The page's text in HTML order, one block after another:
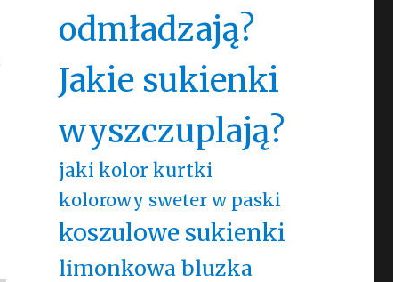
odmładzają?
Jakie sukienki
wyszczuplają?
jaki kolor kurtki
kolorowy sweter w paski
koszulowe sukienki
limonkowa bluzka